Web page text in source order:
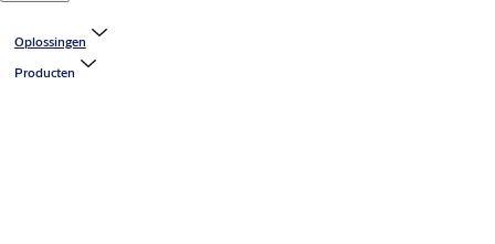
Oplossingen
Producten